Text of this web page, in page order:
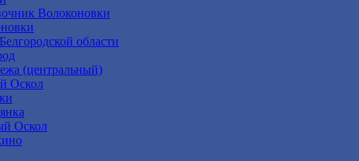
Волоконовки
области
(центральный)
Оскол
Оскол